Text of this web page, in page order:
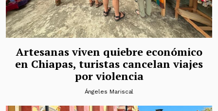
Artesanas viven quiebre económico
en Chiapas, turistas cancelan viajes
por violencia
Ángeles Mariscal